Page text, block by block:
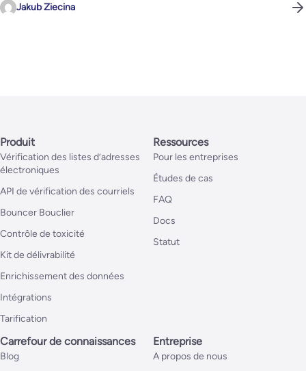
Jakub Ziecina
Produit
Vérification des listes d’adresses
électroniques
API de vérification des courriels
Bouncer Bouclier
Contrôle de toxicité
Kit de délivrabilité
Enrichissement des données
Intégrations
Tarification
Ressources
Pour les entreprises
Études de cas
FAQ
Docs
Statut
Carrefour de connaissances
Blog
Entreprise
A propos de nous